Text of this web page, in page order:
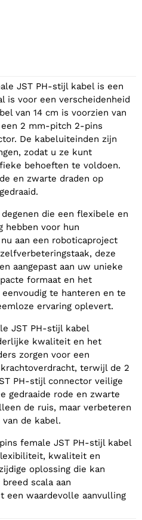
JST PH-stijl kabel is een
is voor een verscheidenheid
van 14 cm is voorzien van
2 mm-pitch 2-pins
De kabeluiteinden zijn
zodat u ze kunt
behoeften te voldoen.
en zwarte draden op
die een flexibele en
hebben voor hun
aan een roboticaproject
deze
aangepast aan uw unieke
formaat en het
te hanteren en te
ervaring oplevert.
JST PH-stijl kabel
kwaliteit en het
zorgen voor een
terwijl de 2
PH-stijl connector veilige
gedraaide rode en zwarte
de ruis, maar verbeteren
de kabel.
female JST PH-stijl kabel
kwaliteit en
oplossing die kan
scala aan
een waardevolle aanvulling